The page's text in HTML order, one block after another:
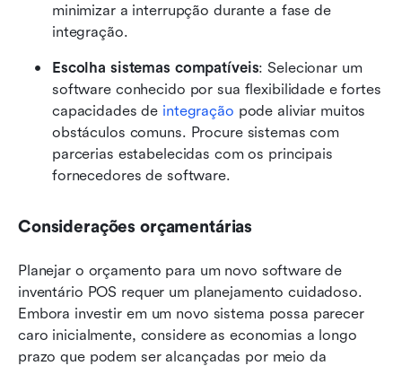
minimizar a interrupção durante a fase de
integração.
Escolha sistemas compatíveis: Selecionar um
software conhecido por sua flexibilidade e fortes
capacidades de integração pode aliviar muitos
obstáculos comuns. Procure sistemas com
parcerias estabelecidas com os principais
fornecedores de software.
Considerações orçamentárias
Planejar o orçamento para um novo software de
inventário POS requer um planejamento cuidadoso.
Embora investir em um novo sistema possa parecer
caro inicialmente, considere as economias a longo
prazo que podem ser alcançadas por meio da